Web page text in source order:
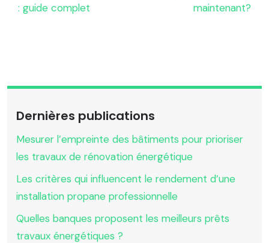
: guide complet
maintenant?
Dernières publications
Mesurer l’empreinte des bâtiments pour prioriser
les travaux de rénovation énergétique
Les critères qui influencent le rendement d’une
installation propane professionnelle
Quelles banques proposent les meilleurs prêts
travaux énergétiques ?